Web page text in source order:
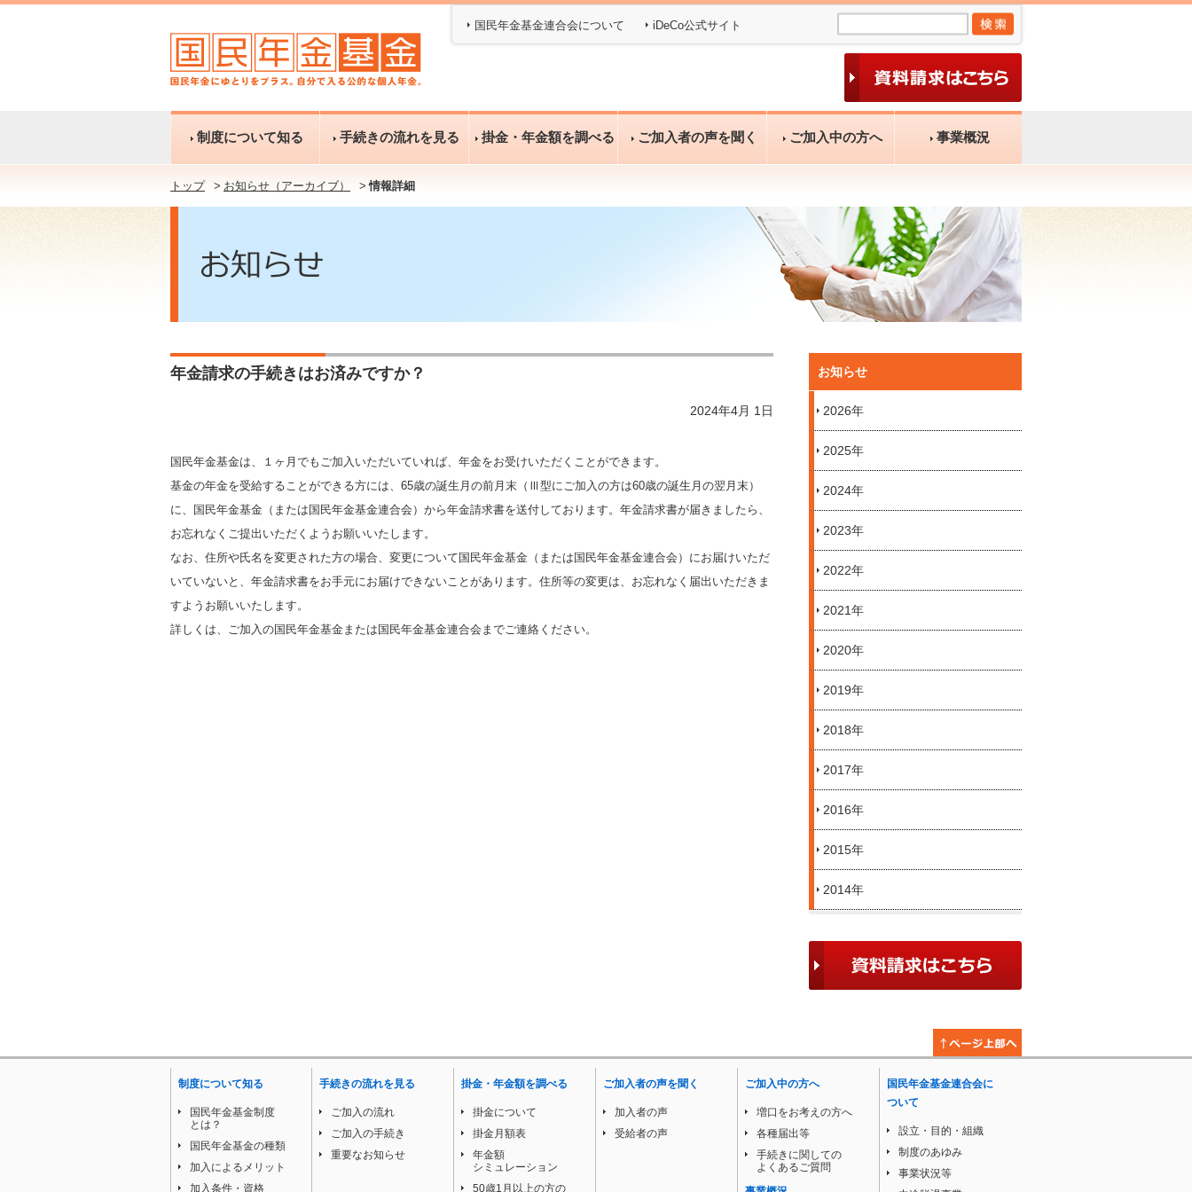
国民年金基金連合会について iDeCo公式サイト
制度について知る 手続きの流れを見る 掛金・年金額を調べる ご加入者の声を聞く ご加入中の方へ 事業概況
トップ お知らせ（アーカイブ） 情報詳細
年金請求の手続きはお済みですか？
2024年4月 1日
国民年金基金は、１ヶ月でもご加入いただいていれば、年金をお受けいただくことができます。
基金の年金を受給することができる方には、65歳の誕生月の前月末（Ⅲ型にご加入の方は60歳の誕生月の翌月末）
に、国民年金基金（または国民年金基金連合会）から年金請求書を送付しております。年金請求書が届きましたら、
お忘れなくご提出いただくようお願いいたします。
なお、住所や氏名を変更された方の場合、変更について国民年金基金（または国民年金基金連合会）にお届けいただ
いていないと、年金請求書をお手元にお届けできないことがあります。住所等の変更は、お忘れなく届出いただきま
すようお願いいたします。
詳しくは、ご加入の国民年金基金または国民年金基金連合会までご連絡ください。
お知らせ
2026年
2025年
2024年
2023年
2022年
2021年
2020年
2019年
2018年
2017年
2016年
2015年
2014年
制度について知る
国民年金基金制度
とは？
国民年金基金の種類
加入によるメリット
加入条件・資格
手続きの流れを見る
ご加入の流れ
ご加入の手続き
重要なお知らせ
掛金・年金額を調べる
掛金について
掛金月額表
年金額
シミュレーション
50歳1月以上の方の
ご加入者の声を聞く
加入者の声
受給者の声
ご加入中の方へ
増口をお考えの方へ
各種届出等
手続きに関しての
よくあるご質問
国民年金基金連合会に
ついて
設立・目的・組織
制度のあゆみ
事業状況等